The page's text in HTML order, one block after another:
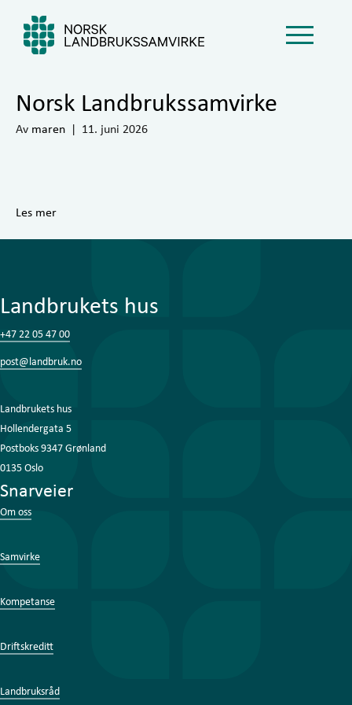
Norsk Landbrukssamvirke
Av maren | 11. juni 2026
Les mer
Landbrukets hus
+47 22 05 47 00
post@landbruk.no
Landbrukets hus
Hollendergata 5
Postboks 9347 Grønland
0135 Oslo
Snarveier
Om oss
Samvirke
Kompetanse
Driftskreditt
Landbruksråd